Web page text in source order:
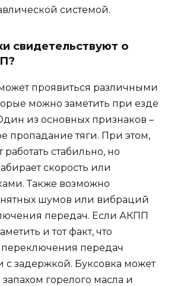
системой.
свидетельствуют о
проявиться различными
можно заметить при езде
из основных признаков –
пропадание тяги. При этом,
стабильно, но
скорость или
Также возможно
шумов или вибраций
передач. Если АКПП
и тот факт, что
переключения передач
с задержкой. Буксовка может
горелого масла и